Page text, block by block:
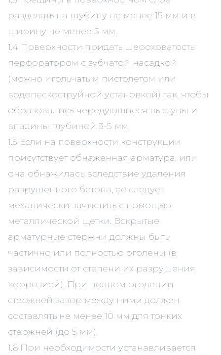
разделать на глубину не менее 15 мм и в
ширину не менее 5 мм.
1.4 Поверхности придать шероховатость
перфоратором с зубчатой насадкой
(можно игольчатым пистолетом или
водопескоструйной установкой) так, чтобы
образовались чередующиеся выступы и
впадины глубиной 3-5 мм.
1.5 Если на поверхности конструкции
присутствует обнаженная арматура, или
она обнажилась вследствие удаления
разрушенного бетона, ее следует
механически зачистить с помощью
металлической щетки. Вскрытые
арматурные стержни должны быть
частично или полностью оголены (в
зависимости от степени их разрушения
коррозией). При полном оголении
стержней зазор между ними должен
составлять не менее 10 мм для тонких
стержней (до 5 мм).
1.6 При необходимости устанавливается